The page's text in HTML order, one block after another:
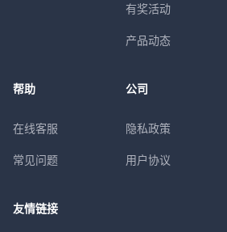
有奖活动
产品动态
帮助
在线客服
常见问题
公司
隐私政策
用户协议
友情链接